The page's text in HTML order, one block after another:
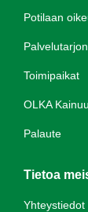
Potilaan
Toimipaikat
OLKA Kainuu
Palaute
Tietoa